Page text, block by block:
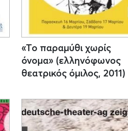
«Το παραμύθι χωρίς
όνομα» (ελληνόφωνος
θεατρικός όμιλος, 2011)